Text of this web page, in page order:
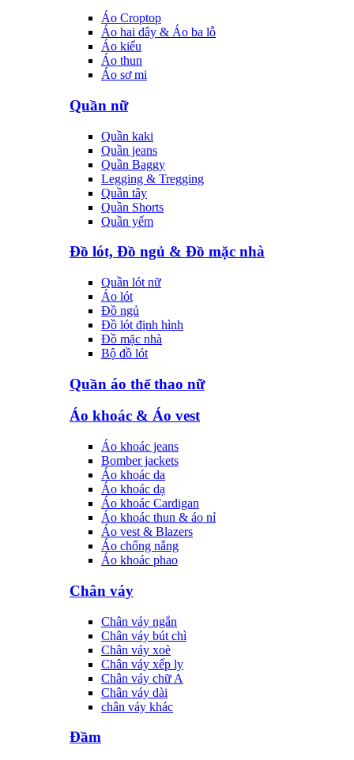
Áo Croptop
Áo hai dây & Áo ba lỗ
Áo kiểu
Áo thun
Áo sơ mi
Quần nữ
Quần kaki
Quần jeans
Quần Baggy
Legging & Tregging
Quần tây
Quần Shorts
Quần yếm
Đồ lót, Đồ ngủ & Đồ mặc nhà
Quần lót nữ
Áo lót
Đồ ngủ
Đồ lót định hình
Đồ mặc nhà
Bộ đồ lót
Quần áo thể thao nữ
Áo khoác & Áo vest
Áo khoác jeans
Bomber jackets
Áo khoác da
Áo khoác dạ
Áo khoác Cardigan
Áo khoác thun & áo nỉ
Áo vest & Blazers
Áo chống nắng
Áo khoác phao
Chân váy
Chân váy ngắn
Chân váy bút chì
Chân váy xoè
Chân váy xếp ly
Chân váy chữ A
Chân váy dài
chân váy khác
Đầm